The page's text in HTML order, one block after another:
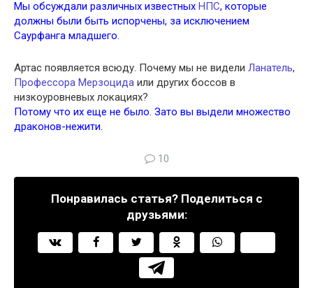
Мы обсуждали различных известных НПС, которые
должны были быть испорчены, за исключением
Саурфанга младшего.
Артас появляется всюду. Почему мы не видели Ланатель,
Профессора Мерзоцида или других боссов в
низкоуровневых локациях?
Потому что их еще не было. Зато вы выдели множество
драконов-нежити.
10
Понравилась статья? Поделиться с
друзьями: